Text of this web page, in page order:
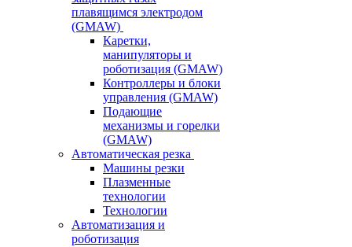
плавящимся электродом
(GMAW)
Каретки,
манипуляторы и
роботизация (GMAW)
Контроллеры и блоки
управления (GMAW)
Подающие
механизмы и горелки
(GMAW)
Автоматическая резка
Машины резки
Плазменные
технологии
Технологии
Автоматизация и
роботизация